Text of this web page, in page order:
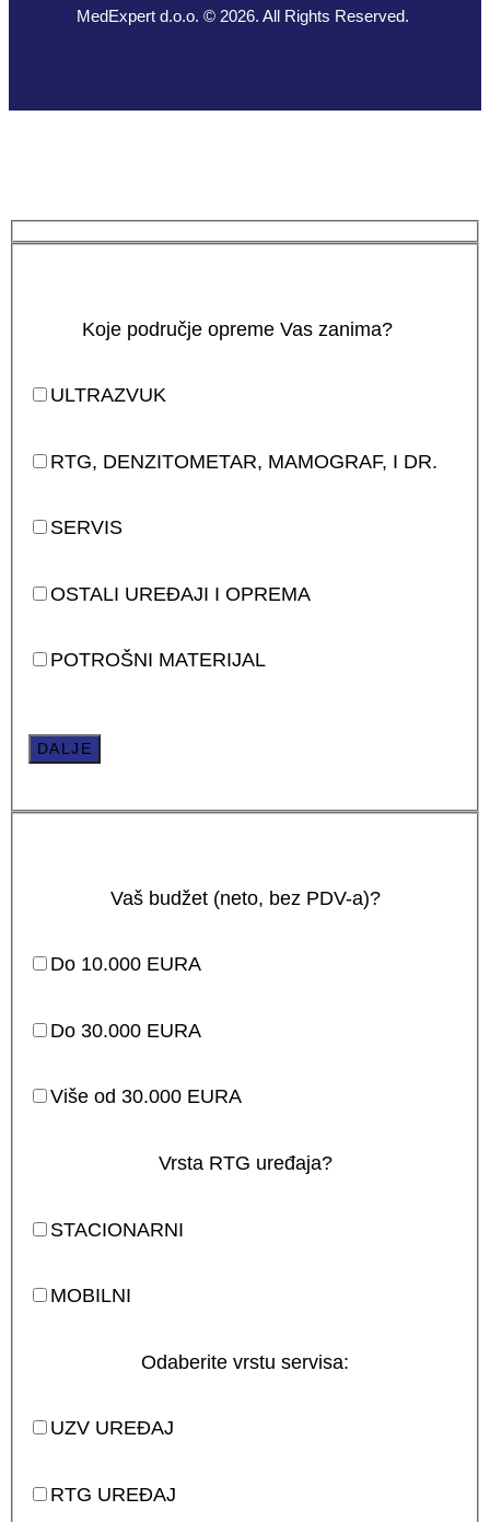
MedExpert d.o.o. © 2026. All Rights Reserved.
Koje područje opreme Vas zanima?
ULTRAZVUK
RTG, DENZITOMETAR, MAMOGRAF, I DR.
SERVIS
OSTALI UREĐAJI I OPREMA
POTROŠNI MATERIJAL
DALJE
Vaš budžet (neto, bez PDV-a)?
Do 10.000 EURA
Do 30.000 EURA
Više od 30.000 EURA
Vrsta RTG uređaja?
STACIONARNI
MOBILNI
Odaberite vrstu servisa:
UZV UREĐAJ
RTG UREĐAJ